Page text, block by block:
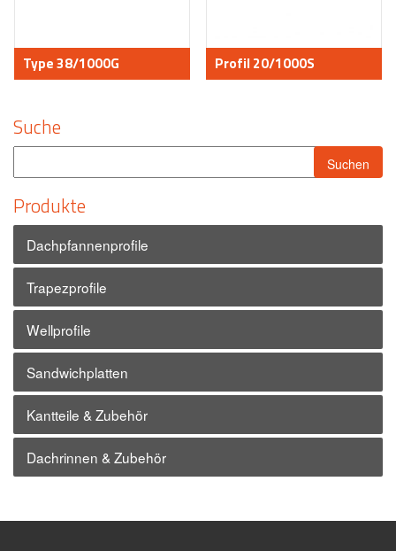
Type 38/1000G Profil 20/1000S
Suche
Produkte
Dachpfannenprofile
Trapezprofile
Wellprofile
Sandwichplatten
Kantteile & Zubehör
Dachrinnen & Zubehör